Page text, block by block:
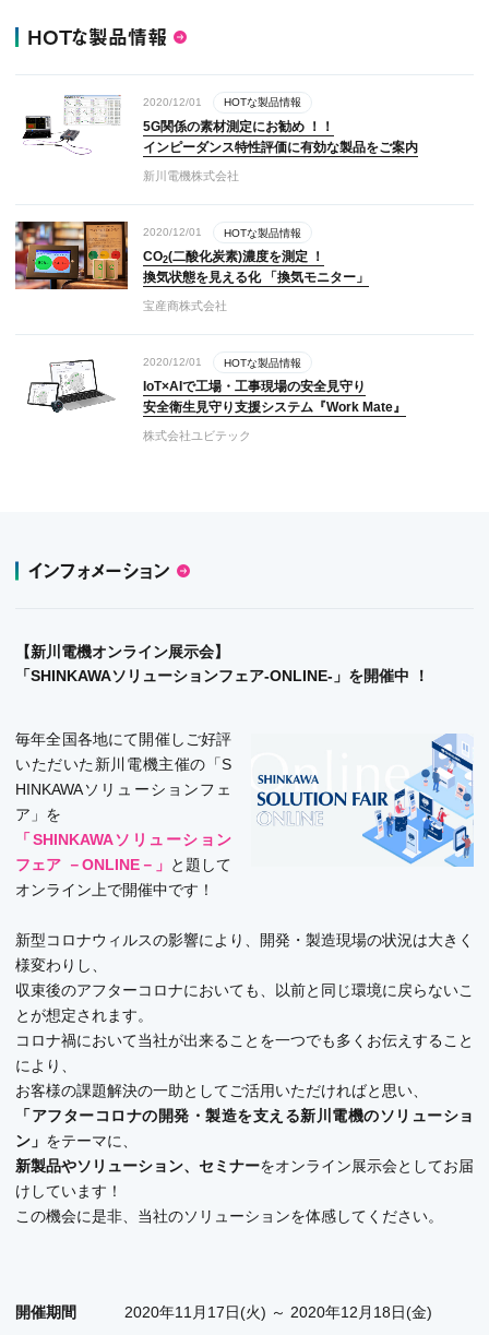
HOTな製品情報
2020/12/01 HOTな製品情報
5G関係の素材測定にお勧め ！！
インピーダンス特性評価に有効な製品をご案内
新川電機株式会社
2020/12/01 HOTな製品情報
CO2(二酸化炭素)濃度を測定 ！
換気状態を見える化 「換気モニター」
宝産商株式会社
2020/12/01 HOTな製品情報
IoT×AIで工場・工事現場の安全見守り
安全衛生見守り支援システム『Work Mate』
株式会社ユビテック
インフォメーション
【新川電機オンライン展示会】
「SHINKAWAソリューションフェア-ONLINE-」を開催中 ！
毎年全国各地にて開催しご好評
いただいた新川電機主催の「S
HINKAWAソリューションフェ
ア」を
「SHINKAWAソリューション
フェア －ONLINE－」 と題して
オンライン上で開催中です！
新型コロナウィルスの影響により、開発・製造現場の状況は大きく
様変わりし、
収束後のアフターコロナにおいても、以前と同じ環境に戻らないこ
とが想定されます。
コロナ禍において当社が出来ることを一つでも多くお伝えすること
により、
お客様の課題解決の一助としてご活用いただければと思い、
「アフターコロナの開発・製造を支える新川電機のソリューショ
ン」 をテーマに、
新製品やソリューション、セミナーをオンライン展示会としてお届
けしています！
この機会に是非、当社のソリューションを体感してください。
開催期間 2020年11月17日(火) ～ 2020年12月18日(金)